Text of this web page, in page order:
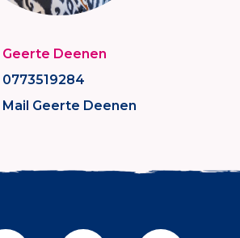
Geerte Deenen
0773519284
Mail Geerte Deenen